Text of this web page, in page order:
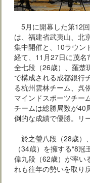
5月に開幕した第12
は、福建省武夷山、北
集中開催と、10ラウン
経て、11月27日に茂名
全七段（26歳）、羅楚
で構成される成都銀行
る杭州雲林チーム、呉
マインドスポーツチー
チームは総勝局数が40
倒的な成績で優勝。リ
於之瑩八段（28歳）
（34歳）を擁する“8
偉九段（62歳）が率い
れも往年の勢いを取り